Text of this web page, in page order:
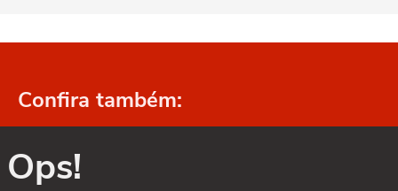
Confira também:
Ops!